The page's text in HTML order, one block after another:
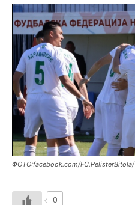
ФОТО:facebook.com/FC.PelisterBitola/
0